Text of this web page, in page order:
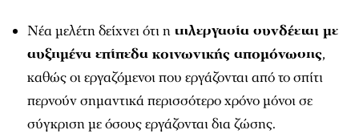
Νέα μελέτη δείχνει ότι η τηλεργασία συνδέεται με
αυξημένα επίπεδα κοινωνικής απομόνωσης,
καθώς οι εργαζόμενοι που εργάζονται από το σπίτι
περνούν σημαντικά περισσότερο χρόνο μόνοι σε
σύγκριση με όσους εργάζονται δια ζώσης.